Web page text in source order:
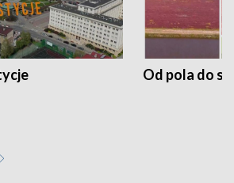
Od pola do